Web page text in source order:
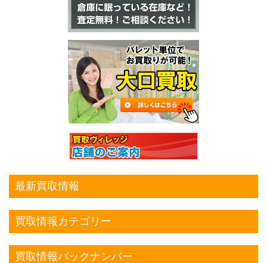
最新買取情報
買取情報カテゴリー
買取情報バックナンバー